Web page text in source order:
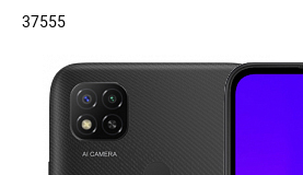
37555